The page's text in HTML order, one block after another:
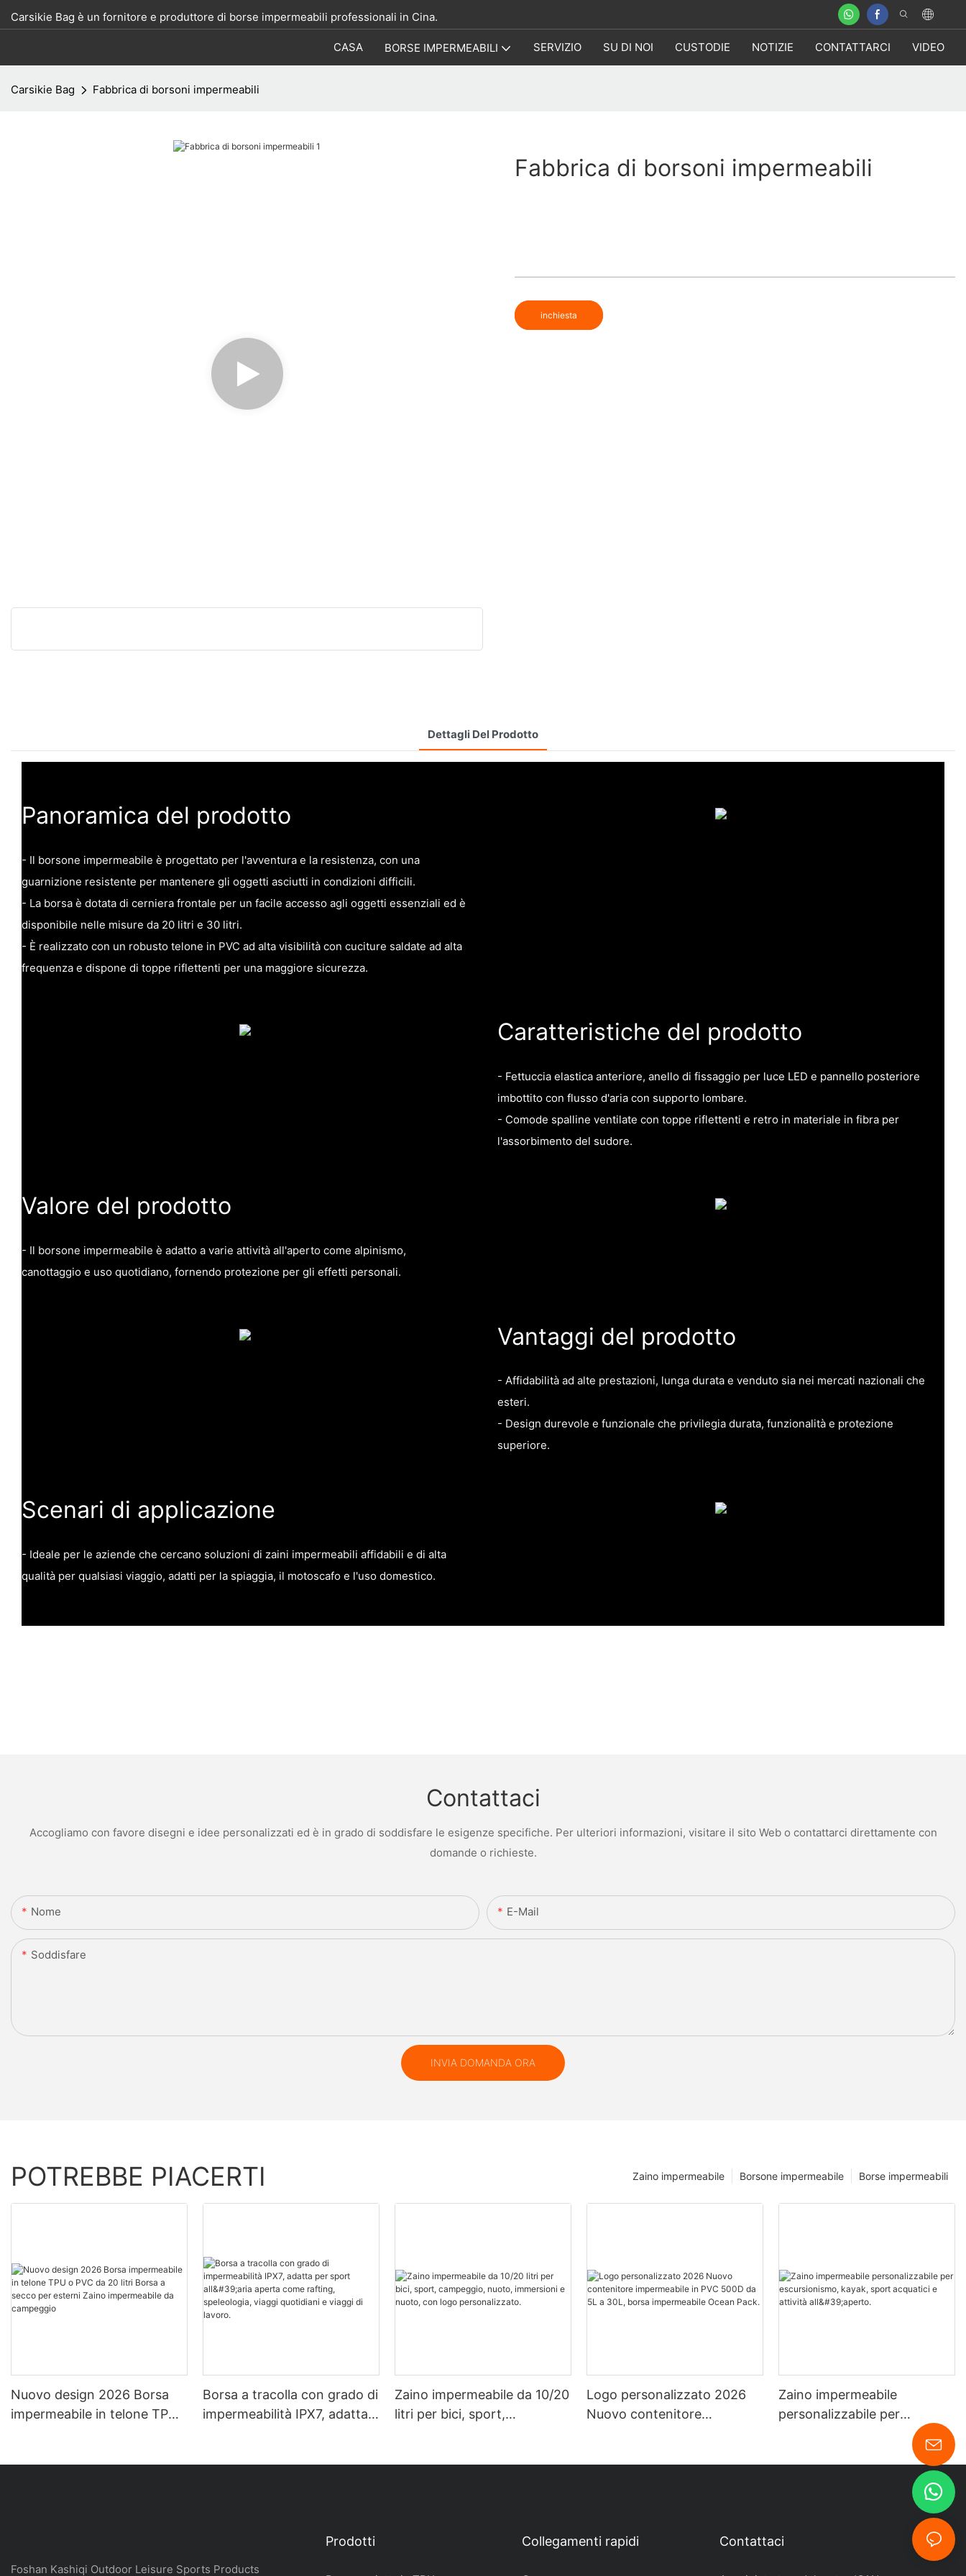
Carsikie Bag è un fornitore e produttore di borse impermeabili professionali in Cina.
CASA BORSE IMPERMEABILI SERVIZIO SU DI NOI CUSTODIE NOTIZIE CONTATTARCI VIDEO
Carsikie Bag Fabbrica di borsoni impermeabili
Fabbrica di borsoni impermeabili
inchiesta
Dettagli Del Prodotto
Panoramica del prodotto
- Il borsone impermeabile è progettato per l'avventura e la resistenza, con una
guarnizione resistente per mantenere gli oggetti asciutti in condizioni difficili.
- La borsa è dotata di cerniera frontale per un facile accesso agli oggetti essenziali ed è
disponibile nelle misure da 20 litri e 30 litri.
- È realizzato con un robusto telone in PVC ad alta visibilità con cuciture saldate ad alta
frequenza e dispone di toppe riflettenti per una maggiore sicurezza.
Caratteristiche del prodotto
- Fettuccia elastica anteriore, anello di fissaggio per luce LED e pannello posteriore
imbottito con flusso d'aria con supporto lombare.
- Comode spalline ventilate con toppe riflettenti e retro in materiale in fibra per
l'assorbimento del sudore.
Valore del prodotto
- Il borsone impermeabile è adatto a varie attività all'aperto come alpinismo,
canottaggio e uso quotidiano, fornendo protezione per gli effetti personali.
Vantaggi del prodotto
- Affidabilità ad alte prestazioni, lunga durata e venduto sia nei mercati nazionali che
esteri.
- Design durevole e funzionale che privilegia durata, funzionalità e protezione
superiore.
Scenari di applicazione
- Ideale per le aziende che cercano soluzioni di zaini impermeabili affidabili e di alta
qualità per qualsiasi viaggio, adatti per la spiaggia, il motoscafo e l'uso domestico.
Contattaci
Accogliamo con favore disegni e idee personalizzati ed è in grado di soddisfare le esigenze specifiche. Per ulteriori informazioni, visitare il sito Web o contattarci direttamente con
domande o richieste.
Nome E-Mail
Soddisfare
INVIA DOMANDA ORA
POTREBBE PIACERTI Borse impermeabili
Borsone impermeabile
Zaino impermeabile
Nuovo design 2026 Borsa
impermeabile in telone TPU
Borsa a tracolla con grado di
impermeabilità IPX7, adatta
Zaino impermeabile da 10/20
litri per bici, sport,
Logo personalizzato 2026
Nuovo contenitore
Zaino impermeabile
personalizzabile per
escursionismo, kayak, sport
acquatici e attività all'aperto.
Foshan Kashiqi Outdoor Leisure Sports Products
Prodotti Collegamenti rapidi Contattaci